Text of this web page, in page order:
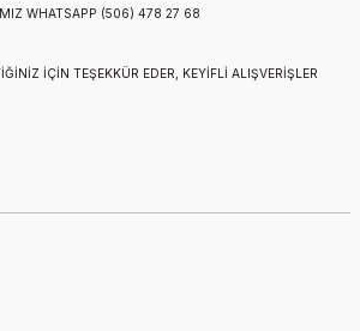
WHATSAPP (506) 478 27 68
İÇİN TEŞEKKÜR EDER, KEYİFLİ ALIŞVERİŞLER